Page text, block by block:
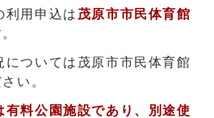
利用申込は 茂原市市民体育館
については茂原市市民体育館
い。
有料公園施設であり、別途使